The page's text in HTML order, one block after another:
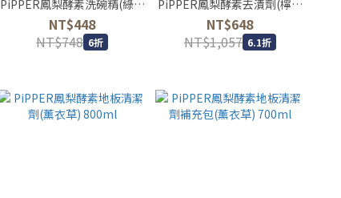
PiPPER鳳梨酵素洗碗精(綠薄
荷) 900ml+補充包750ml
NT$448
NT$748 6折
PiPPER鳳梨酵素去漬劑(檸檬
草)400ml+補充包325ml*2
NT$648
NT$1,057 6.1折